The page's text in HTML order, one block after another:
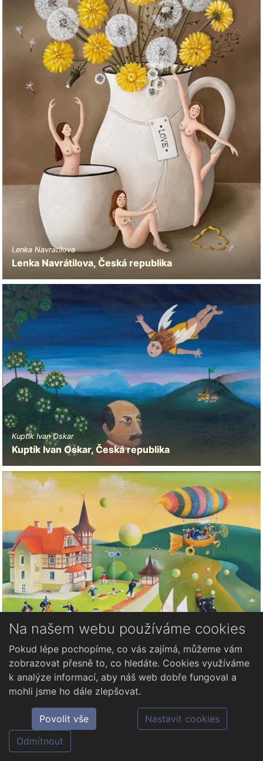
Lenka Navrátilova
Lenka Navrátilova, Česká republika
Kuptík Ivan Oskar
Kuptík Ivan Oskar, Česká republika
Krofián Miroslav
Krofián Miroslav, Česká republika
Na našem webu používáme cookies
Pokud lépe pochopíme, co vás zajímá, můžeme vám
zobrazovat přesně to, co hledáte. Cookies využíváme
k analýze informací, aby náš web dobře fungoval a
mohli jsme ho dále zlepšovat.
Povolit vše
Nastavit cookies
Odmítnout